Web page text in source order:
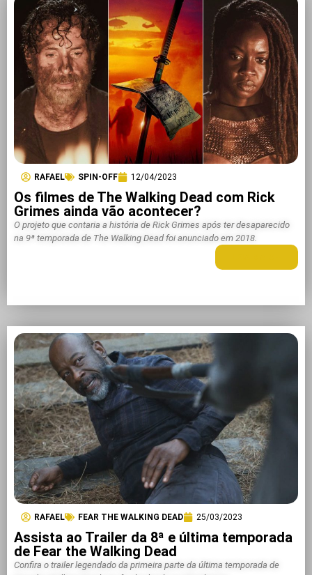
RAFAEL SPIN-OFF 12/04/2023
Os filmes de The Walking Dead com Rick
Grimes ainda vão acontecer?
O projeto que contaria a história de Rick Grimes após ter desaparecido
na 9ª temporada de The Walking Dead foi anunciado em 2018.
RAFAEL FEAR THE WALKING DEAD 25/03/2023
Assista ao Trailer da 8ª e última temporada
de Fear the Walking Dead
Confira o trailer legendado da primeira parte da última temporada de